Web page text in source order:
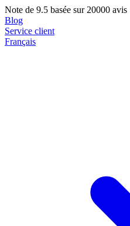
Note de 9.5 basée sur 20000 avis
Blog
Service client
Français